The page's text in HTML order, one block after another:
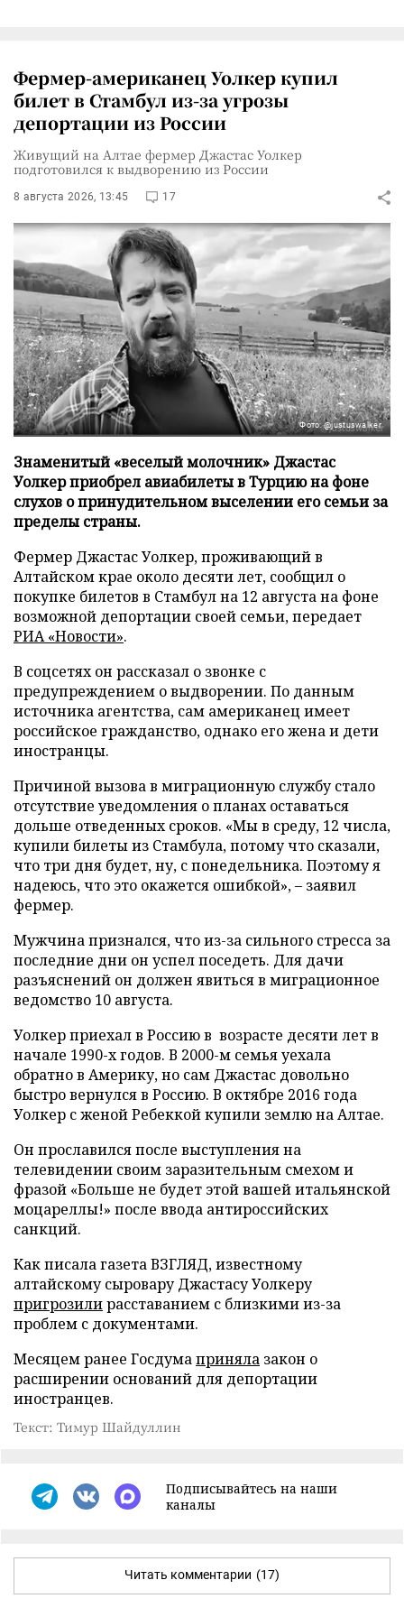
Фермер-американец Уолкер купил
билет в Стамбул из-за угрозы
депортации из России
Живущий на Алтае фермер Джастас Уолкер
подготовился к выдворению из России
8 августа 2026, 13:45 17
Фото: @justuswalker
Знаменитый «веселый молочник» Джастас
Уолкер приобрел авиабилеты в Турцию на фоне
слухов о принудительном выселении его семьи за
пределы страны.
Фермер Джастас Уолкер, проживающий в
Алтайском крае около десяти лет, сообщил о
покупке билетов в Стамбул на 12 августа на фоне
возможной депортации своей семьи, передает
РИА «Новости».
В соцсетях он рассказал о звонке с
предупреждением о выдворении. По данным
источника агентства, сам американец имеет
российское гражданство, однако его жена и дети
иностранцы.
Причиной вызова в миграционную службу стало
отсутствие уведомления о планах оставаться
дольше отведенных сроков. «Мы в среду, 12 числа,
купили билеты из Стамбула, потому что сказали,
что три дня будет, ну, с понедельника. Поэтому я
надеюсь, что это окажется ошибкой», – заявил
фермер.
Мужчина признался, что из-за сильного стресса за
последние дни он успел поседеть. Для дачи
разъяснений он должен явиться в миграционное
ведомство 10 августа.
Уолкер приехал в Россию в возрасте десяти лет в
начале 1990-х годов. В 2000-м семья уехала
обратно в Америку, но сам Джастас довольно
быстро вернулся в Россию. В октябре 2016 года
Уолкер с женой Ребеккой купили землю на Алтае.
Он прославился после выступления на
телевидении своим заразительным смехом и
фразой «Больше не будет этой вашей итальянской
моцареллы!» после ввода антироссийских
санкций.
Как писала газета ВЗГЛЯД, известному
алтайскому сыровару Джастасу Уолкеру
пригрозилирасставанием с близкими из-за
проблем с документами.
Месяцем ранее Госдумаприняла закон о
расширении оснований для депортации
иностранцев.
Текст: Тимур Шайдуллин
Подписывайтесь на наши
каналы
Читать комментарии (17)